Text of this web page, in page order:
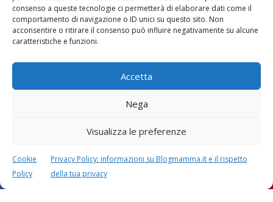
consenso a queste tecnologie ci permetterà di elaborare dati come il
comportamento di navigazione o ID unici su questo sito. Non
acconsentire o ritirare il consenso può influire negativamente su alcune
caratteristiche e funzioni.
Accetta
Nega
Visualizza le preferenze
Cookie
Policy
Privacy Policy: informazioni su Blogmamma.it e il rispetto
della tua privacy
Vaccini
lavoretti, biglietti
d’auguri, filastrocche
gravidanza